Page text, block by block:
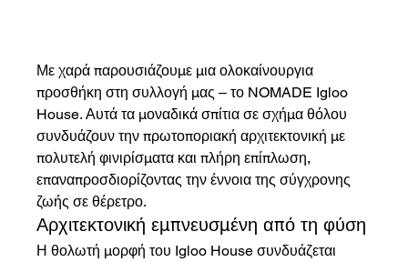
Με χαρά παρουσιάζουμε μια ολοκαίνουργια
προσθήκη στη συλλογή μας – το NOMADE Igloo
House. Αυτά τα μοναδικά σπίτια σε σχήμα θόλου
συνδυάζουν την πρωτοποριακή αρχιτεκτονική με
πολυτελή φινιρίσματα και πλήρη επίπλωση,
επαναπροσδιορίζοντας την έννοια της σύγχρονης
ζωής σε θέρετρο.
Αρχιτεκτονική εμπνευσμένη από τη φύση
Η θολωτή μορφή του Igloo House συνδυάζεται